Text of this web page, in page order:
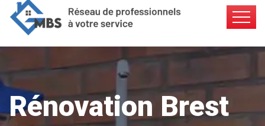
Rénovation Brest